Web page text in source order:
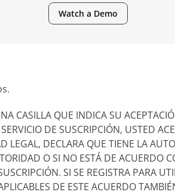
Watch a Demo
CASILLA QUE INDICA SU
DE SUSCRIPCIÓN, USTED
LEGAL, DECLARA QUE TIENE LA
O SI NO ESTÁ DE ACUERDO
SI SE REGISTRA PARA
DE ESTE ACUERDO